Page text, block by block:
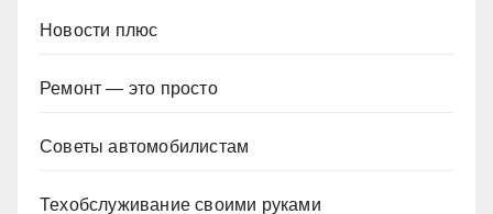
Новости плюс
Ремонт — это просто
Советы автомобилистам
Техобслуживание своими руками